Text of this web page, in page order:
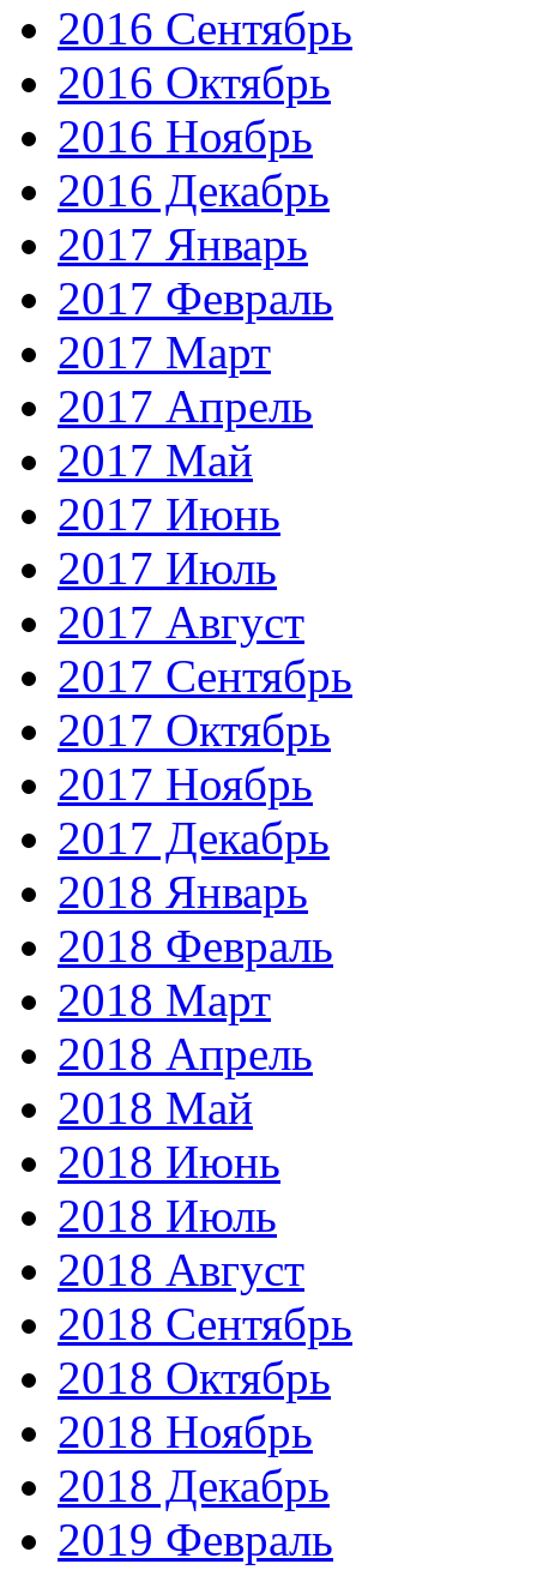
2016 Сентябрь
2016 Октябрь
2016 Ноябрь
2016 Декабрь
2017 Январь
2017 Февраль
2017 Март
2017 Апрель
2017 Май
2017 Июнь
2017 Июль
2017 Август
2017 Сентябрь
2017 Октябрь
2017 Ноябрь
2017 Декабрь
2018 Январь
2018 Февраль
2018 Март
2018 Апрель
2018 Май
2018 Июнь
2018 Июль
2018 Август
2018 Сентябрь
2018 Октябрь
2018 Ноябрь
2018 Декабрь
2019 Февраль